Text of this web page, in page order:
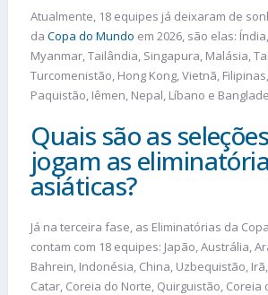
Atualmente, 18 equipes já deixaram de
da Copa do Mundo em 2026, são elas:
Myanmar, Tailândia, Singapura, Malásia,
Turcomenistão, Hong Kong, Vietnã,
Paquistão, Iêmen, Nepal, Líbano e
Quais são as
jogam as
asiáticas?
Já na terceira fase, as Eliminatórias da
contam com 18 equipes: Japão, Austrália,
Bahrein, Indonésia, China, Uzbequistão,
Catar, Coreia do Norte, Quirguistão, Coreia